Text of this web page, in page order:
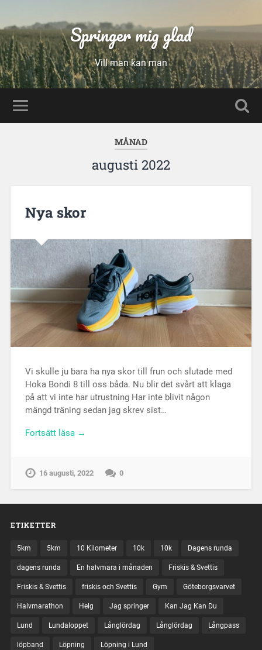
Springer mig glad
Vill man kan man
MÅNAD
augusti 2022
Nya skor
Vi skulle ju bara ha nya skor till frun och slutade med
Hoka Bondi 8 till oss båda. Nu blir det svårt att klaga
på att vi inte har utrustning Har inte blivit någon
mängd träning sedan jag skrev sist…
Fortsätt läsa →
16 augusti, 2022 0
ETIKETTER
5km 5km 10 Kilometer 10k 10k Dagens runda
dagens runda En halvmara i månaden Friskis & Svettis
Friskis & Svettis friskis och Svettis Gym Göteborgsvarvet
Halvmarathon Helg Jag springer Kan Jag Kan Du
Lund Lundaloppet Långlördag Långlördag Långpass
löpband Löpning Löpning i Lund